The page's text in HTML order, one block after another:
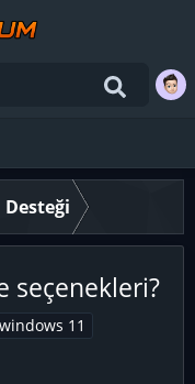
seçenekleri?
windows 11